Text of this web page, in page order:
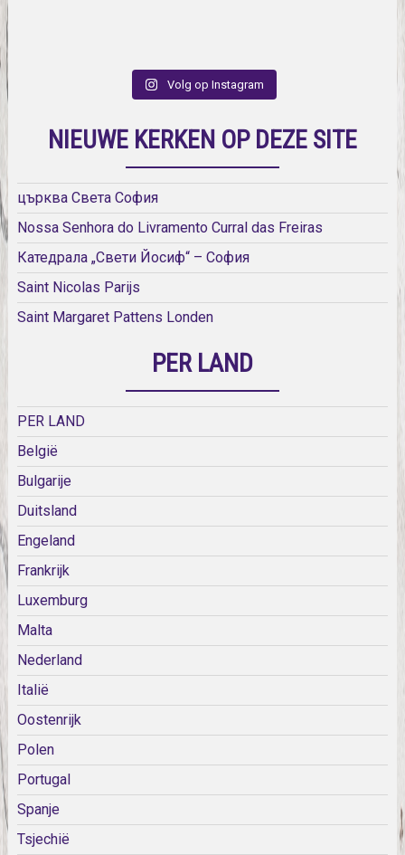
Volg op Instagram
NIEUWE KERKEN OP DEZE SITE
църква Света София
Nossa Senhora do Livramento Curral das Freiras
Катедрала „Свети Йосиф“ – София
Saint Nicolas Parijs
Saint Margaret Pattens Londen
PER LAND
PER LAND
België
Bulgarije
Duitsland
Engeland
Frankrijk
Luxemburg
Malta
Nederland
Italië
Oostenrijk
Polen
Portugal
Spanje
Tsjechië